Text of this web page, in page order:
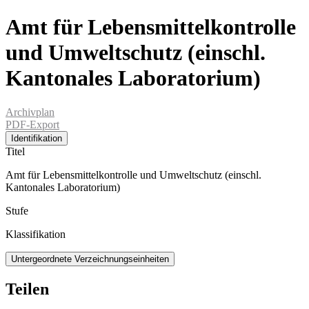
Amt für Lebensmittelkontrolle
und Umweltschutz (einschl.
Kantonales Laboratorium)
Archivplan
PDF-Export
Identifikation
Titel
Amt für Lebensmittelkontrolle und Umweltschutz (einschl.
Kantonales Laboratorium)
Stufe
Klassifikation
Untergeordnete Verzeichnungseinheiten
Teilen